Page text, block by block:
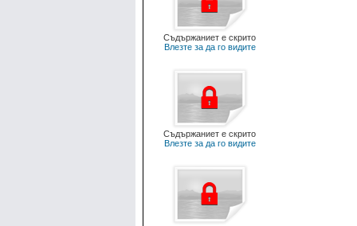
Съдържаниет е скрито
Влезте за да го видите
Съдържаниет е скрито
Влезте за да го видите